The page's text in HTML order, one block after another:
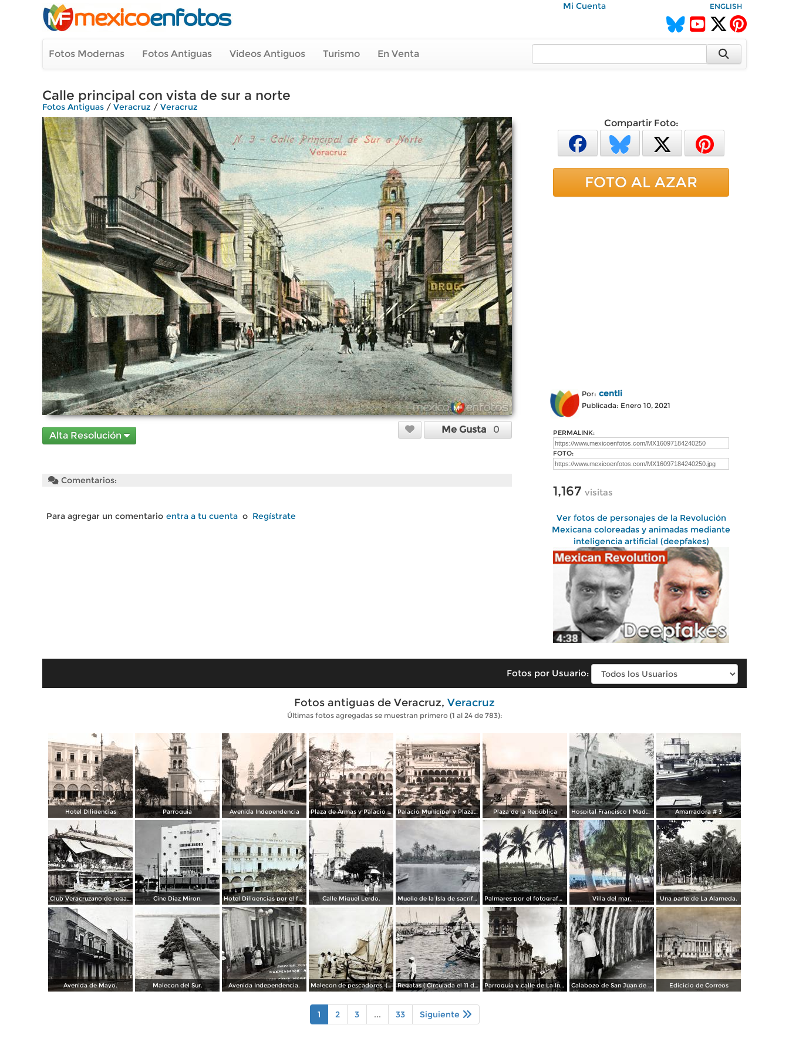
Mi Cuenta ENGLISH
Fotos Modernas Fotos Antiguas Videos Antiguos Turismo En Venta
Calle principal con vista de sur a norte
Fotos Antiguas / Veracruz / Veracruz
Alta Resolución
Me Gusta 0
Comentarios:
Para agregar un comentario entra a tu cuenta o Regístrate
Compartir Foto:
FOTO AL AZAR
Por: centli
Publicada: Enero 10, 2021
PERMALINK:
FOTO:
1,167 visitas
Ver fotos de personajes de la Revolución
Mexicana coloreadas y animadas mediante
inteligencia artificial (deepfakes)
Fotos por Usuario:
Fotos antiguas de Veracruz, Veracruz
Últimas fotos agregadas se muestran primero (1 al 24 de 783):
Hotel Diligencias Parroquia Avenida Independencia Plaza de Armas y Palacio Municipal Palacio Municipal y Plaza de Armas Plaza de la República Hospital Francisco I Madero. Amarradora # 3
Club Veracruzano de regatas. Cine Diaz Miron. Hotel Diligencias por el fotografo Walter E Hadsell. ( Circulada el 17 de Febrero de 1914 ). Calle Miguel Lerdo. Muelle de la Isla de sacrificios. Palmares por el fotografo Hugo Brehme. Villa del mar. Una parte de La Alameda.
Avenida de Mayo. Malecon del Sur. Avenida Independencia. Malecon de pescadores. ( Circulada el 12 de Agosto de 1911 ). Regatas ( Circulada el 11 de Abril de 1926 ). Parroquia y calle de La Independencia. Calabozo de San Juan de Ulua. Edicicio de Correos
1 2 3 ... 33 Siguiente